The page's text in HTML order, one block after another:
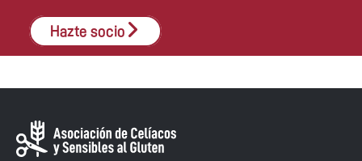
Hazte socio